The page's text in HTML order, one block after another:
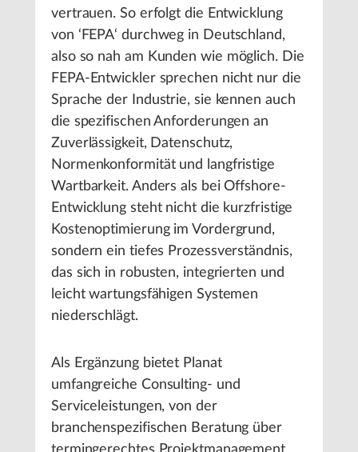
vertrauen. So erfolgt die Entwicklung
von ‘FEPA‘ durchweg in Deutschland,
also so nah am Kunden wie möglich. Die
FEPA-Entwickler sprechen nicht nur die
Sprache der Industrie, sie kennen auch
die spezifischen Anforderungen an
Zuverlässigkeit, Datenschutz,
Normenkonformität und langfristige
Wartbarkeit. Anders als bei Offshore-
Entwicklung steht nicht die kurzfristige
Kostenoptimierung im Vordergrund,
sondern ein tiefes Prozessverständnis,
das sich in robusten, integrierten und
leicht wartungsfähigen Systemen
niederschlägt.
Als Ergänzung bietet Planat
umfangreiche Consulting- und
Serviceleistungen, von der
branchenspezifischen Beratung über